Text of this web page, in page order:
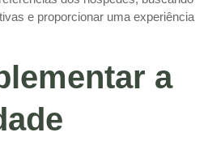
e proporcionar uma experiência
a